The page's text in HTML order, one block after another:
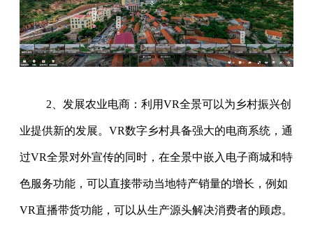
2、发展农业电商：利用VR全景可以为乡村振兴创
业提供新的发展。VR数字乡村具备强大的电商系统，通
过VR全景对外宣传的同时，在全景中嵌入电子商城和特
色服务功能，可以直接带动当地特产销量的增长，例如
VR直播带货功能，可以从生产源头解决消费者的顾虑。